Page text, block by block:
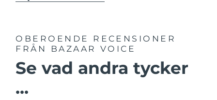
OBEROENDE RECENSIONER
FRÅN BAZAAR VOICE
Se vad andra tycker
...